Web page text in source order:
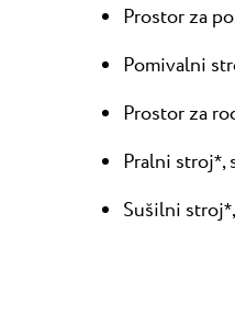
Prostor za
Pomivalni
Prostor za
Pralni stroj*,
Sušilni stroj*